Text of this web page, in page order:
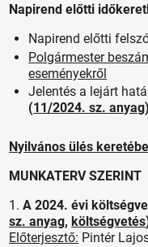
Napirend előtti
Napirend előtti
Polgármester
eseményekről
Jelentés a lejárt
(11/2024. sz. anyag)
Nyilvános ülés
MUNKATERV SZERINT
1.A 2024. évi
sz. anyag, költségvetés
Előterjesztő: Pintér